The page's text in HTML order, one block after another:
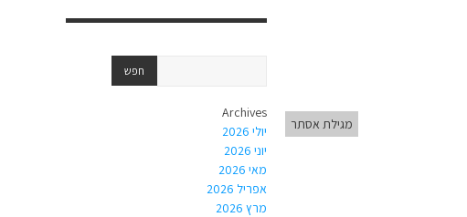
מגילת אסתר
Archives
יולי 2026
יוני 2026
מאי 2026
אפריל 2026
מרץ 2026